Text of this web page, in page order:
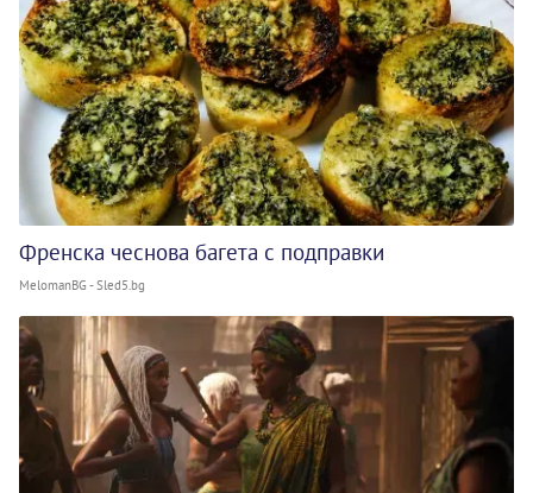
Френска чеснова багета с подправки
MelomanBG - Sled5.bg